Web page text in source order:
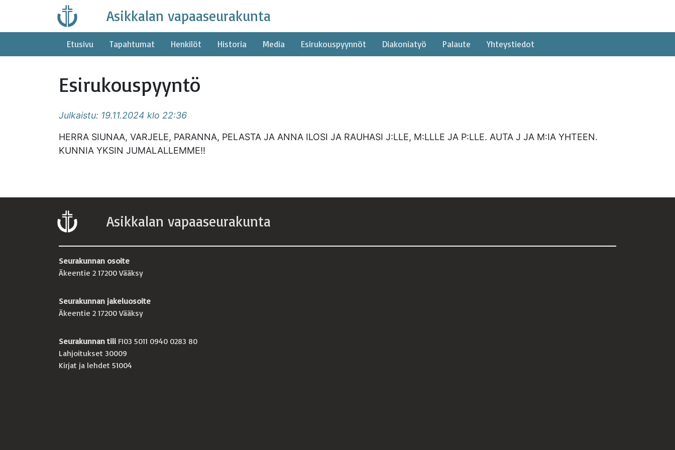
content
Asikkalan vapaaseurakunta
Etusivu Tapahtumat Henkilöt Historia Media Esirukouspyynnöt Diakoniatyö Palaute Yhteystiedot
Esirukouspyyntö
Julkaistu: 19.11.2024 klo 22:36
HERRA SIUNAA, VARJELE, PARANNA, PELASTA JA ANNA ILOSI JA RAUHASI J:LLE, M:LLLE JA P:LLE. AUTA J JA M:IA YHTEEN.
KUNNIA YKSIN JUMALALLEMME!!
Asikkalan vapaaseurakunta
Seurakunnan osoite
Äkeentie 2 17200 Vääksy
Seurakunnan jakeluosoite
Äkeentie 2 17200 Vääksy
Seurakunnan tili FI03 5011 0940 0283 80
Lahjoitukset 30009
Kirjat ja lehdet 51004